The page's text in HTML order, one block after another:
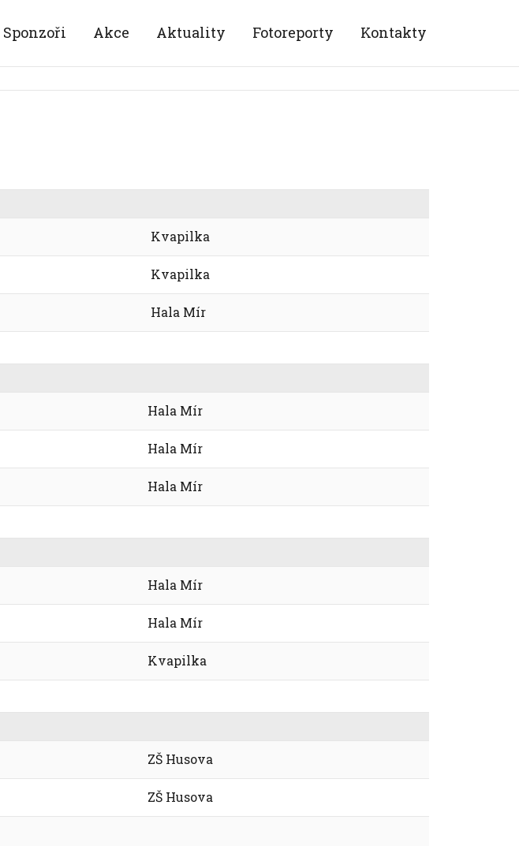
Sponzoři Akce Aktuality Fotoreporty Kontakty
Kvapilka
Kvapilka
Hala Mír
Hala Mír
Hala Mír
Hala Mír
Hala Mír
Hala Mír
Kvapilka
ZŠ Husova
ZŠ Husova